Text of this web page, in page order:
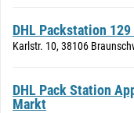
DHL Packstation
Karlstr. 10, 38106
DHL Pack Station
Markt